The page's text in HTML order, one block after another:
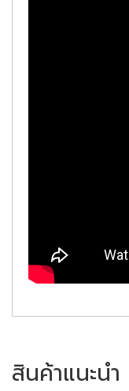
สินค้าแนะนำ